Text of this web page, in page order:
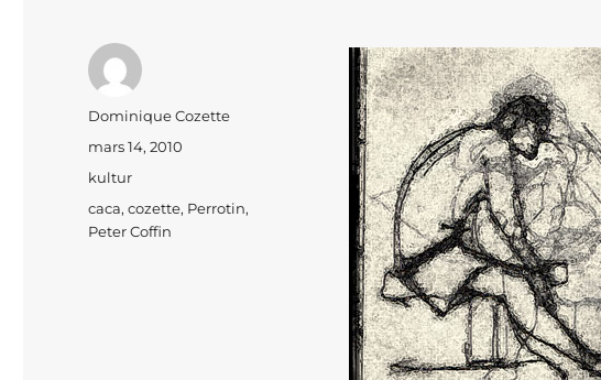
Auteur
Dominique Cozette
Publié
le
mars 14, 2010
Catégories
kultur
Étiquettes
caca,cozette, Perrotin,
Peter Coffin